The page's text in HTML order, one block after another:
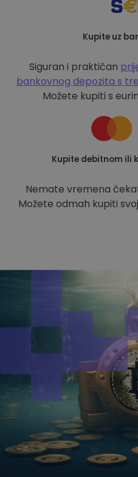
Kupite uz
Siguran i praktičan
bankovnog depozita s
Možete kupiti s
Kupite debitnom ili
Nemate vremena
Možete odmah kupiti